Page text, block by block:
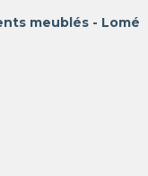
meublés - Lomé